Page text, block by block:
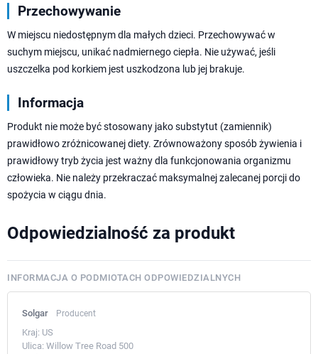
Przechowywanie
W miejscu niedostępnym dla małych dzieci. Przechowywać w
suchym miejscu, unikać nadmiernego ciepła. Nie używać, jeśli
uszczelka pod korkiem jest uszkodzona lub jej brakuje.
Informacja
Produkt nie może być stosowany jako substytut (zamiennik)
prawidłowo zróżnicowanej diety. Zrównoważony sposób żywienia i
prawidłowy tryb życia jest ważny dla funkcjonowania organizmu
człowieka. Nie należy przekraczać maksymalnej zalecanej porcji do
spożycia w ciągu dnia.
Odpowiedzialność za produkt
INFORMACJA O PODMIOTACH ODPOWIEDZIALNYCH
Solgar Producent
Kraj: US
Ulica: Willow Tree Road 500